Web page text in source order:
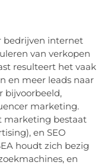
bedrijven internet
van verkopen
resulteert het vaak
en meer leads naar
bijvoorbeeld,
marketing.
marketing bestaat
en SEO
houdt zich bezig
en